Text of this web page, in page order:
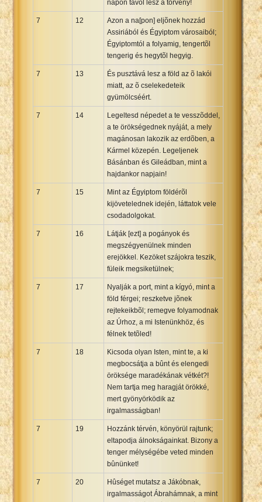
napon távol lesz a törvény!
7 12
Azon a na[pon] eljõnek hozzád
Assiriából és Égyiptom városaiból;
Égyiptomtól a folyamig, tengertõl
tengerig és hegytõl hegyig.
7 13
És pusztává lesz a föld az õ lakói
miatt, az õ cselekedeteik
gyümölcséért.
7 14
Legeltesd népedet a te vesszõddel,
a te örökségednek nyáját, a mely
magánosan lakozik az erdõben, a
Kármel közepén. Legeljenek
Básánban és Gileádban, mint a
hajdankor napjain!
7 15
Mint az Égyiptom földérõl
kijövetelednek idején, láttatok vele
csodadolgokat.
7 16
Látják [ezt] a pogányok és
megszégyenülnek minden
erejökkel. Kezöket szájokra teszik,
füleik megsiketülnek;
7 17
Nyalják a port, mint a kígyó, mint a
föld férgei; reszketve jõnek
rejtekeikbõl; remegve folyamodnak
az Úrhoz, a mi Istenünkhöz, és
félnek tetõled!
7 18
Kicsoda olyan Isten, mint te, a ki
megbocsátja a bûnt és elengedi
öröksége maradékának vétkét?!
Nem tartja meg haragját örökké,
mert gyönyörködik az
irgalmasságban!
7 19
Hozzánk térvén, könyörül rajtunk;
eltapodja álnokságainkat. Bizony a
tenger mélységébe veted minden
bûnünket!
7 20
Hûséget mutatsz a Jákóbnak,
irgalmasságot Ábrahámnak, a mint